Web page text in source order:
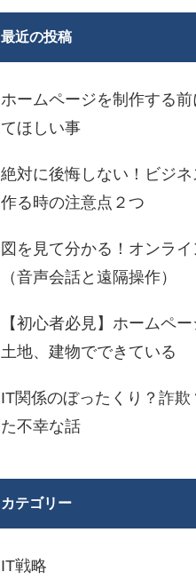
最近の投稿
ホームページを制作する前
てほしい事
絶対に後悔しない！ビジネ
作る時の注意点２つ
図を見て分かる！オンライ
（音声会話と遠隔操作）
【初心者必見】ホームペー
土地、建物でできている
IT関係のぼったくり？詐欺
た不幸な話
カテゴリー
IT戦略